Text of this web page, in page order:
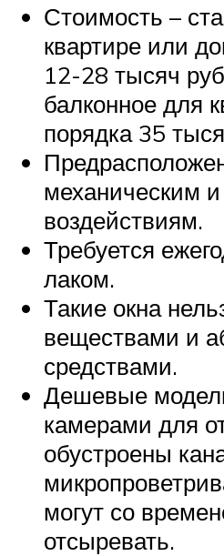
Стоимость –
квартире или
12-28 тысяч
балконное для
порядка 35
механическим
воздействиям.
Требуется
лаком.
Такие окна
веществами и
средствами.
Дешевые
камерами для
обустроены
могут со
отсыревать.